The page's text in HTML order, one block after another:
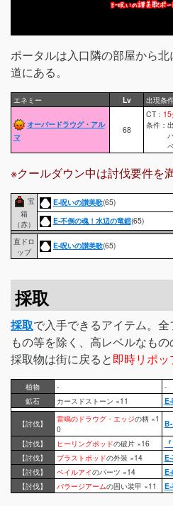
ポータルは入口隣の部屋から
道にある。
エネミー Lv 出現条
オーバードラウグ・アル
マ
68
CT：
条件：
バラ
ペイ
※クールダウン中は討伐要件を
宝
箱
（赤）
E-呪いの讃美歌(65)
E-不倒の魂！水辺の竜鎧(65)
直ドロ
ップ
E-呪いの讃美歌(65)
採取
採取で入手できるアイテム。
もの等を除く、高レベルなもの
採取物は街に戻ると即時リポッ
植物 -
-
鉱石
カースドストーン ×11
【討伐】 雷鳴のドラウグ・エッジの柄 ×1
0
【討伐】
ヒーリングポッドの破片 ×16
【討伐】
ブラストポッドの外装 ×14
【討伐】
ベイルアイのパーツ ×14
【討伐】
バラージアームの固い装甲 ×11